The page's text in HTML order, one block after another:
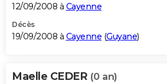
12/09/2008 à Cayenne
Décès
19/09/2008 à Cayenne (Guyane)
Maelle CEDER (0 an)